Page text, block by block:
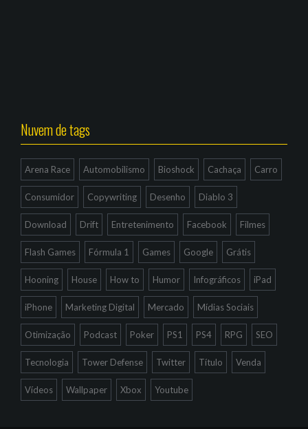
Nuvem de tags
Arena Race Automobilismo Bioshock Cachaça Carro
Consumidor Copywriting Desenho Diablo 3
Download Drift Entretenimento Facebook Filmes
Flash Games Fórmula 1 Games Google Grátis
Hooning House How to Humor Infográficos iPad
iPhone Marketing Digital Mercado Mídias Sociais
Otimização Podcast Poker PS1 PS4 RPG SEO
Tecnologia Tower Defense Twitter Título Venda
Vídeos Wallpaper Xbox Youtube